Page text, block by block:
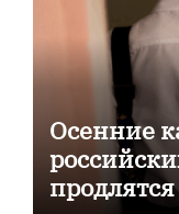
Осенние